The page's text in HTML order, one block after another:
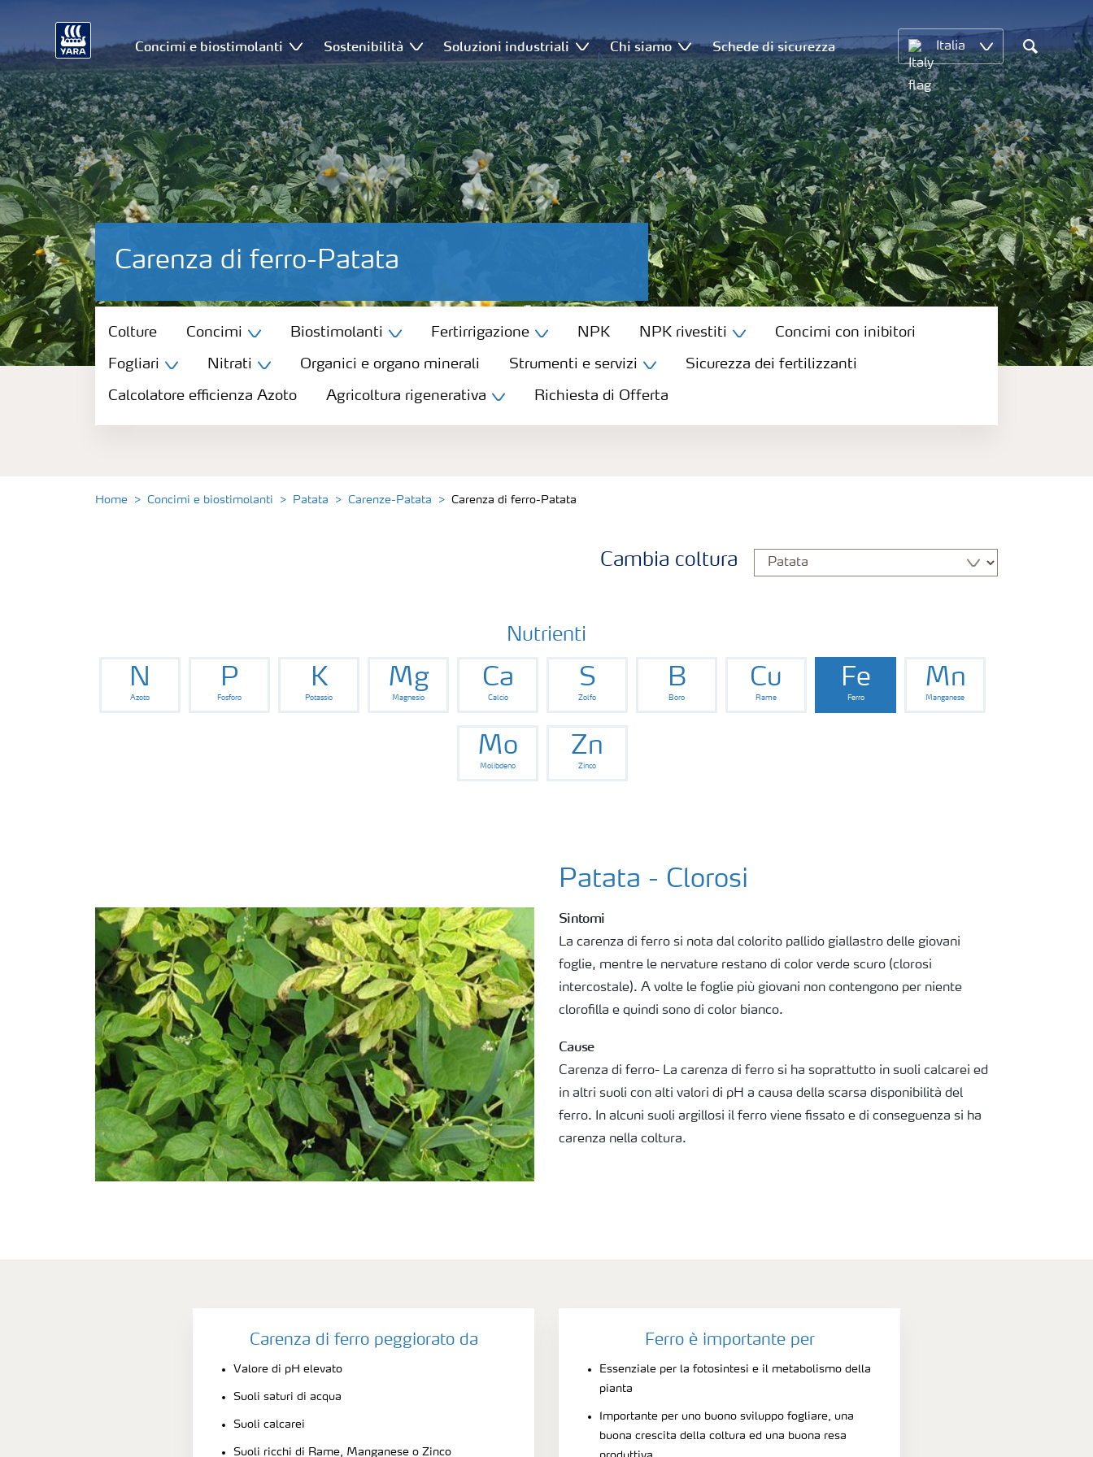
Concimi e biostimolanti Sostenibilità Soluzioni industriali Chi siamo Schede di sicurezza Italia
Search
Carenza di ferro-Patata
Colture
Fogliari
Sicurezza dei fertilizzanti
Calcolatore efficienza Azoto
Agricoltura rigenerativa
Richiesta di Offerta
Colture Concimi Biostimolanti Fertirrigazione NPK NPK rivestiti Concimi con inibitori
Fogliari Nitrati Organici e organo minerali Strumenti e servizi Sicurezza dei fertilizzanti
Calcolatore efficienza Azoto Agricoltura rigenerativa Richiesta di Offerta
Home Concimi e biostimolanti Patata Carenze-Patata Carenza di ferro-Patata
Cambia coltura
Nutrienti
N
Azoto
P
Fosforo
K
Potassio
Mg
Magnesio
Ca
Calcio
S
Zolfo
B
Boro
Cu
Rame
Fe
Ferro
Mn
Manganese
Mo
Molibdeno
Zn
Zinco
Patata - Clorosi
Sintomi
La carenza di ferro si nota dal colorito pallido giallastro delle giovani
foglie, mentre le nervature restano di color verde scuro (clorosi
intercostale). A volte le foglie più giovani non contengono per niente
clorofilla e quindi sono di color bianco.
Cause
Carenza di ferro- La carenza di ferro si ha soprattutto in suoli calcarei ed
in altri suoli con alti valori di pH a causa della scarsa disponibilità del
ferro. In alcuni suoli argillosi il ferro viene fissato e di conseguenza si ha
carenza nella coltura.
Carenza di ferro peggiorato da
Valore di pH elevato
Suoli saturi di acqua
Suoli calcarei
Suoli ricchi di Rame, Manganese o Zinco
Ferro è importante per
Essenziale per la fotosintesi e il metabolismo della
pianta
Importante per uno buono sviluppo fogliare, una
buona crescita della coltura ed una buona resa